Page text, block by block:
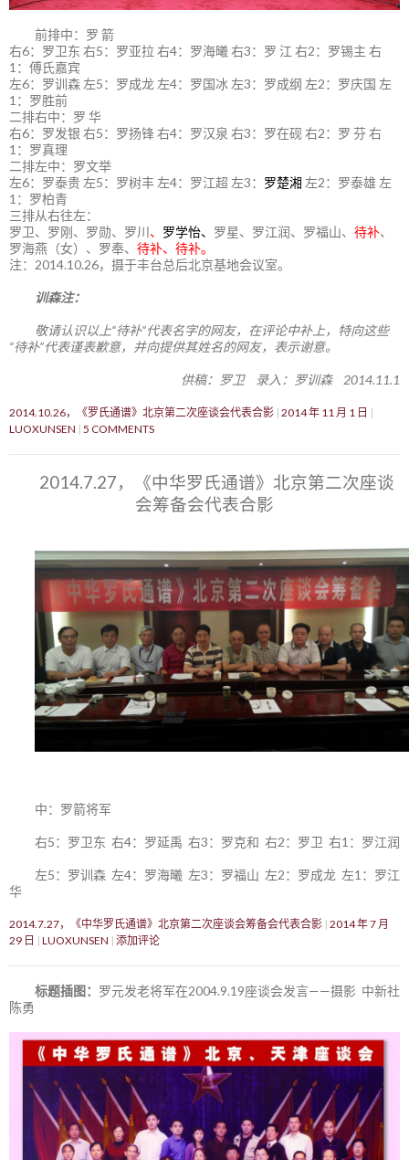
前排中：罗 箭
右6：罗卫东 右5：罗亚拉 右4：罗海曦 右3：罗 江 右2：罗锡主 右
1：傅氏嘉宾
左6：罗训森 左5：罗成龙 左4：罗国冰 左3：罗成纲 左2：罗庆国 左
1：罗胜前
二排右中：罗 华
右6：罗发银 右5：罗扬锋 右4：罗汉泉 右3：罗在砚 右2：罗 芬 右
1：罗真理
二排左中：罗文举
左6：罗泰贵 左5：罗树丰 左4：罗江超 左3： 罗楚湘 左2：罗泰雄 左
1：罗柏青
三排从右往左：
罗卫、罗刚、罗勋、罗川 、 罗学怡、 罗星、罗江润、罗福山、 待补、
罗海燕（女）、罗奉、 待补、待补。
注：2014.10.26，摄于丰台总后北京基地会议室。
训森注：
敬请认识以上“待补”代表名字的网友，在评论中补上，特向这些
“待补”代表谨表歉意，并向提供其姓名的网友，表示谢意。
供稿：罗卫 录入：罗训森 2014.11.1
2014.10.26，《罗氏通谱》北京第二次座谈会代表合影 2014 年 11 月 1 日
LUOXUNSEN 5 COMMENTS
2014.7.27，《中华罗氏通谱》北京第二次座谈
会筹备会代表合影
中：罗箭将军
右5：罗卫东 右4：罗延禹 右3：罗克和 右2：罗卫 右1：罗江润
左5：罗训森 左4：罗海曦 左3：罗福山 左2：罗成龙 左1：罗江
华
2014.7.27，《中华罗氏通谱》北京第二次座谈会筹备会代表合影 2014 年 7 月
29 日
LUOXUNSEN 添加评论
标题插图： 罗元发老将军在2004.9.19座谈会发言——摄影 中新社
陈勇